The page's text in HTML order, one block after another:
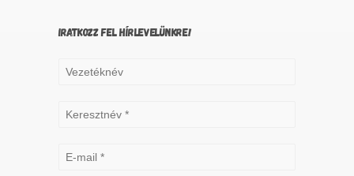
IRATKOZZ FEL HÍRLEVELÜNKRE!